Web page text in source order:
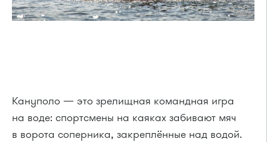
Кануполо — это зрелищная командная игра
на воде: спортсмены на каяках забивают мяч
в ворота соперника, закреплённые над водой.